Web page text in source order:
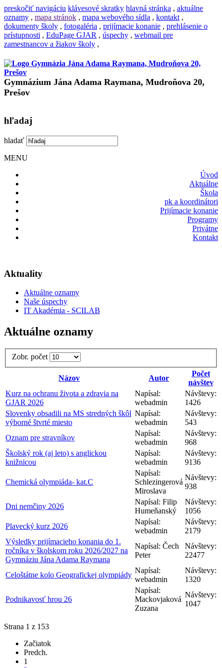
preskočiť navigáciu klávesové skratky hlavná stránka , aktuálne
oznamy , mapa stránok , mapa webového sídla , kontakt ,
dokumenty školy , fotogaléria , prijímacie konanie , prehlásenie o
prístupnosti , EduPage GJAR , úspechy , webmail pre
zamestnancov a žiakov školy ,
Gymnázium Jána Adama Raymana, Mudroňova 20,
Prešov
hľadaj
hladať
MENU
Úvod
Aktuálne
Škola
pk a koordinátori
Prijímacie konanie
Programy
Privátne
Kontakt
Aktuality
Aktuálne oznamy
Naše úspechy
IT Akadémia - SCILAB
Aktuálne oznamy
Zobr. počet
Názov Autor
Počet
návštev
Kurz na ochranu života a zdravia na
GJAR 2026
Napísal:
webadmin
Návštevy:
1426
Slovenky obsadili na MS stredných škôl
výborné štvrté miesto
Napísal:
webadmin
Návštevy:
543
Oznam pre stravníkov
Napísal:
webadmin
Návštevy:
968
Školský rok (aj leto) s anglickou
knižnicou
Napísal:
webadmin
Návštevy:
9136
Chemická olympiáda- kat.C
Napísal:
Schlezingerová
Miroslava
Návštevy:
938
Dni nemčiny 2026
Napísal: Filip
Humeňanský
Návštevy:
1056
Plavecký kurz 2026
Napísal:
webadmin
Návštevy:
2179
Výsledky prijímacieho konania do 1.
ročníka v školskom roku 2026/2027 na
Gymnáziu Jána Adama Raymana
Napísal: Čech
Peter
Návštevy:
22477
Celoštátne kolo Geografickej olympiády
Napísal:
webadmin
Návštevy:
1320
Podnikavosť hrou 26
Napísal:
Mackovjaková
Zuzana
Návštevy:
1047
Strana 1 z 153
Začiatok
Predch.
1